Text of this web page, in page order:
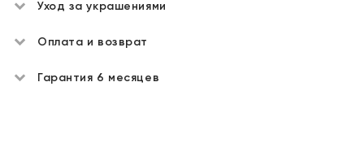
Уход за украшениями
Оплата и возврат
Гарантия 6 месяцев